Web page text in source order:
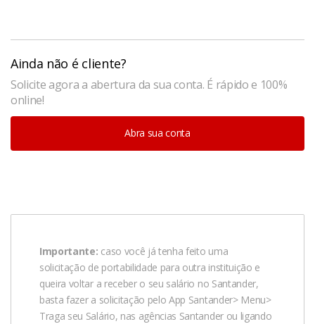
Ainda não é cliente?
Solicite agora a abertura da sua conta. É rápido e 100%
online!
Abra sua conta
Importante: caso você já tenha feito uma
solicitação de portabilidade para outra instituição e
queira voltar a receber o seu salário no Santander,
basta fazer a solicitação pelo App Santander> Menu>
Traga seu Salário, nas agências Santander ou ligando